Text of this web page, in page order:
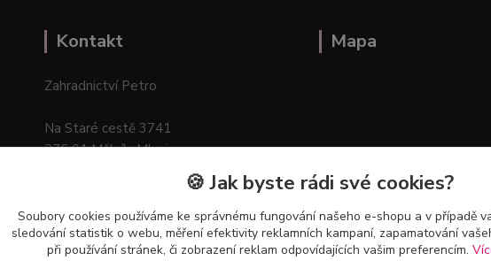
Kontakt
Zahradnictví Petro
Na Staré cestě 3741
276 01 Mělník–Mlazice
Mapa
🍪 Jak byste rádi své cookies?
Soubory cookies používáme ke správnému fungování našeho e-shopu a v případě
sledování statistik o webu, měření efektivity reklamních kampaní, zapamatování
při používání stránek, či zobrazení reklam odpovídajících vašim preferencím.